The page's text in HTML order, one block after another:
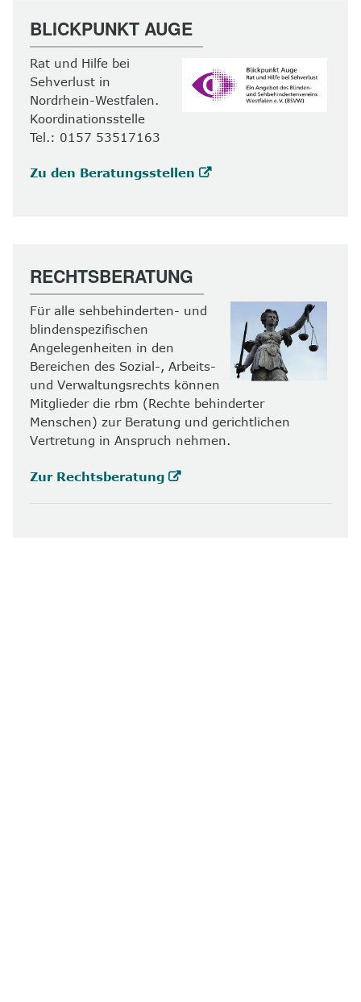
BLICKPUNKT AUGE
Rat und Hilfe bei
Sehverlust in
Nordrhein-Westfalen.
Koordinationsstelle
Tel.: 0157 53517163
Zu den Beratungsstellen
RECHTSBERATUNG
Für alle sehbehinderten- und
blindenspezifischen
Angelegenheiten in den
Bereichen des Sozial-, Arbeits-
und Verwaltungsrechts können
Mitglieder die rbm (Rechte behinderter
Menschen) zur Beratung und gerichtlichen
Vertretung in Anspruch nehmen.
Zur Rechtsberatung